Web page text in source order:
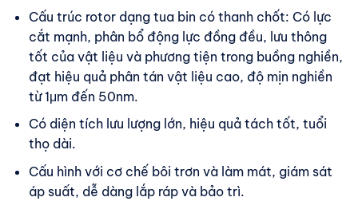
Cấu trúc rotor dạng tua bin có thanh chốt: Có lực
cắt mạnh, phân bổ động lực đồng đều, lưu thông
tốt của vật liệu và phương tiện trong buồng nghiền,
đạt hiệu quả phân tán vật liệu cao, độ mịn nghiền
từ 1μm đến 50nm.
Có diện tích lưu lượng lớn, hiệu quả tách tốt, tuổi
thọ dài.
Cấu hình với cơ chế bôi trơn và làm mát, giám sát
áp suất, dễ dàng lắp ráp và bảo trì.